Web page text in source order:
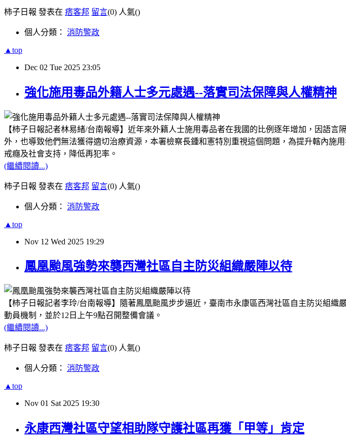
柿子日報 發表在 痞客邦 留言(0) 人氣()
個人分類： 消防警政
▲top
Dec 02 Tue 2025 23:05
強化施用毒品外籍人士多元處遇--落實司法保障與人權精神
【柿子日報記者林易緒/台南報導】近年來外籍人士施用毒品者在我國的比例逐年增加，因語
外，也導致他們無法獲得適切治療資源，本署檢察長鍾和憲特別重視這個問題，為提升轄內施
戒癮及社會支持，降低再犯率。
(繼續閱讀...)
柿子日報 發表在 痞客邦 留言(0) 人氣()
個人分類： 消防警政
▲top
Nov 12 Wed 2025 19:29
鳳凰颱風強勢來襲西灣社區自主防災組織嚴陣以待
【柿子日報記者李玲/台南報導】隨著鳳凰颱風步步逼近，臺南市永康區西灣社區自主防災組織
動員機制，並於12 日上午9點召開整備會議。
(繼續閱讀...)
柿子日報 發表在 痞客邦 留言(0) 人氣()
個人分類： 消防警政
▲top
Nov 01 Sat 2025 19:30
永康西灣社區守望相助隊守護社區再獲「甲等」肯定